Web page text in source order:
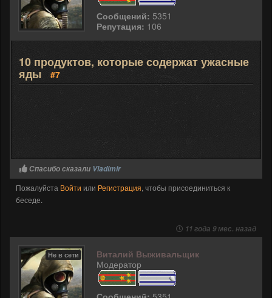
Сообщений: 5351
Репутация: 106
10 продуктов, которые содержат ужасные
яды #7
Спасибо сказали Vladimir
Пожалуйста Войти или Регистрация, чтобы присоединиться к
беседе.
11 года 9 мес. назад
Не в сети
Виталий Выживальщик
Модератор